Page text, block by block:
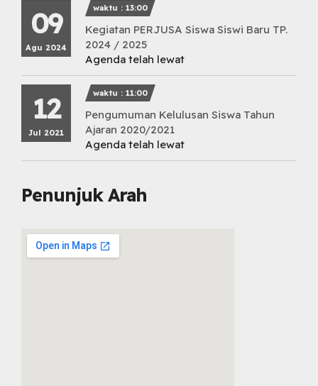
09
Agu 2024
waktu : 13:00
Kegiatan PERJUSA Siswa Siswi Baru TP.
2024 / 2025
Agenda telah lewat
12
Jul 2021
waktu : 11:00
Pengumuman Kelulusan Siswa Tahun
Ajaran 2020/2021
Agenda telah lewat
Penunjuk Arah